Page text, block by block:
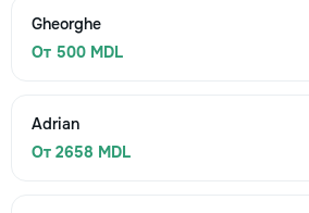
Gheorghe
От 500 MDL
Adrian
От 2658 MDL